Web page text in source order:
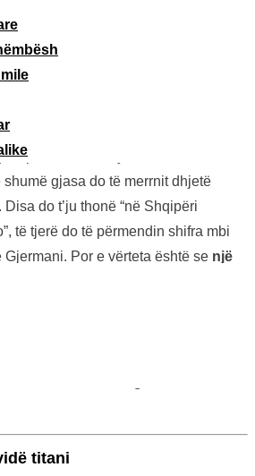
persona të ndryshëm sa kushton
gjasa do të merrnit dhjetë
do t’ju thonë “në Shqipëri
të tjerë do të përmendin shifra mbi
Por e vërteta është se një
një çmim fiks
shpesh pacientët nuk i mendojnë. Në
vetëm një numër, por një
pse një implant mund të kushtojë
në klinikë dhe nga vendi në
titani